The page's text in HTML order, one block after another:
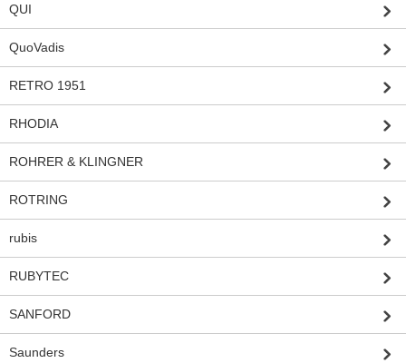
QUI
QuoVadis
RETRO 1951
RHODIA
ROHRER & KLINGNER
ROTRING
rubis
RUBYTEC
SANFORD
Saunders